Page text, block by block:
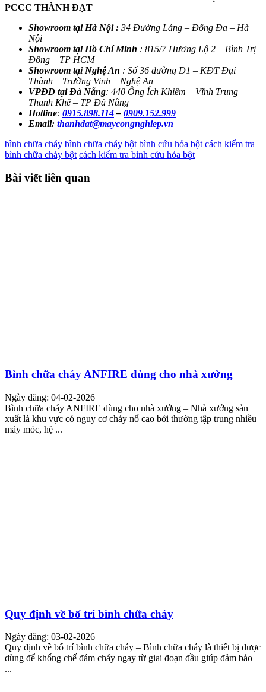
PCCC THÀNH ĐẠT
Showroom tại Hà Nội : 34 Đường Láng – Đống Đa – Hà
Nội
Showroom tại Hồ Chí Minh : 815/7 Hương Lộ 2 – Bình Trị
Đông – TP HCM
Showroom tại Nghệ An : Số 36 đường D1 – KĐT Đại
Thành – Trường Vinh – Nghệ An
VPĐD tại Đà Nẵng: 440 Ông Ích Khiêm – Vĩnh Trung –
Thanh Khê – TP Đà Nẵng
Hotline: 0915.898.114– 0909.152.999
Email: thanhdat@maycongnghiep.vn
bình chữa cháy bình chữa cháy bột bình cứu hỏa bột cách kiểm tra
bình chữa cháy bột cách kiểm tra bình cứu hỏa bột
Bài viết liên quan
Bình chữa cháy ANFIRE dùng cho nhà xưởng
Ngày đăng: 04-02-2026
Bình chữa cháy ANFIRE dùng cho nhà xưởng – Nhà xưởng sản
xuất là khu vực có nguy cơ cháy nổ cao bởi thường tập trung nhiều
máy móc, hệ ...
Quy định về bố trí bình chữa cháy
Ngày đăng: 03-02-2026
Quy định về bố trí bình chữa cháy – Bình chữa cháy là thiết bị được
dùng để khống chế đám cháy ngay từ giai đoạn đầu giúp đảm bảo
...